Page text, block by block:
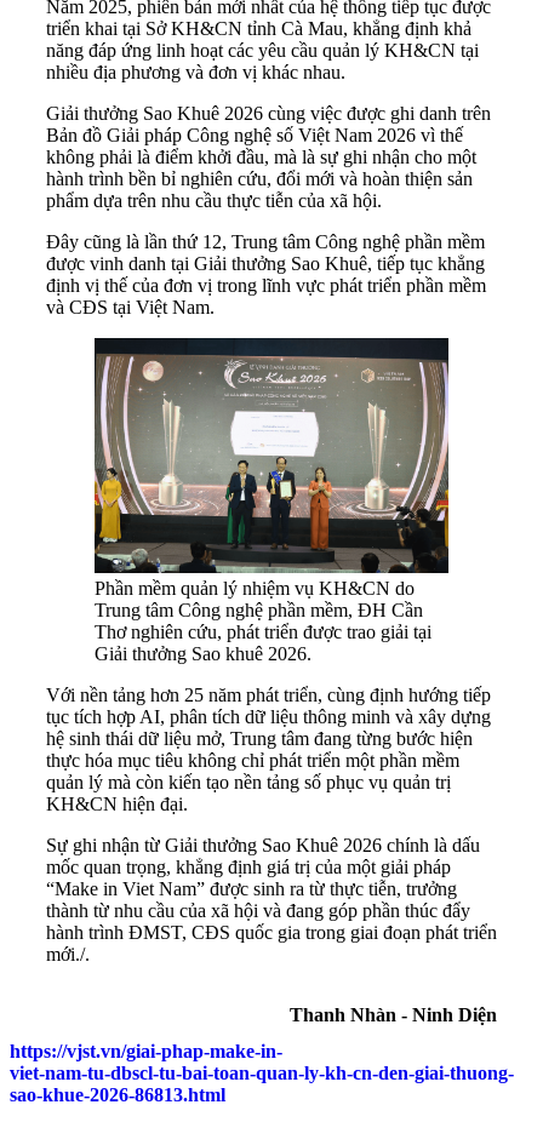
Năm 2025, phiên bản mới nhất của hệ thống tiếp tục được
triển khai tại Sở KH&CN tỉnh Cà Mau, khẳng định khả
năng đáp ứng linh hoạt các yêu cầu quản lý KH&CN tại
nhiều địa phương và đơn vị khác nhau.
Giải thưởng Sao Khuê 2026 cùng việc được ghi danh trên
Bản đồ Giải pháp Công nghệ số Việt Nam 2026 vì thế
không phải là điểm khởi đầu, mà là sự ghi nhận cho một
hành trình bền bỉ nghiên cứu, đổi mới và hoàn thiện sản
phẩm dựa trên nhu cầu thực tiễn của xã hội.
Đây cũng là lần thứ 12, Trung tâm Công nghệ phần mềm
được vinh danh tại Giải thưởng Sao Khuê, tiếp tục khẳng
định vị thế của đơn vị trong lĩnh vực phát triển phần mềm
và CĐS tại Việt Nam.
Phần mềm quản lý nhiệm vụ KH&CN do
Trung tâm Công nghệ phần mềm, ĐH Cần
Thơ nghiên cứu, phát triển được trao giải tại
Giải thưởng Sao khuê 2026.
Với nền tảng hơn 25 năm phát triển, cùng định hướng tiếp
tục tích hợp AI, phân tích dữ liệu thông minh và xây dựng
hệ sinh thái dữ liệu mở, Trung tâm đang từng bước hiện
thực hóa mục tiêu không chỉ phát triển một phần mềm
quản lý mà còn kiến tạo nền tảng số phục vụ quản trị
KH&CN hiện đại.
Sự ghi nhận từ Giải thưởng Sao Khuê 2026 chính là dấu
mốc quan trọng, khẳng định giá trị của một giải pháp
“Make in Viet Nam” được sinh ra từ thực tiễn, trưởng
thành từ nhu cầu của xã hội và đang góp phần thúc đẩy
hành trình ĐMST, CĐS quốc gia trong giai đoạn phát triển
mới./.
Thanh Nhàn - Ninh Diện
https://vjst.vn/giai-phap-make-in-
viet-nam-tu-dbscl-tu-bai-toan-quan-ly-kh-cn-den-giai-thuong-
sao-khue-2026-86813.html